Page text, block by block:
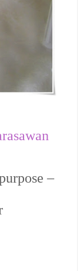
–